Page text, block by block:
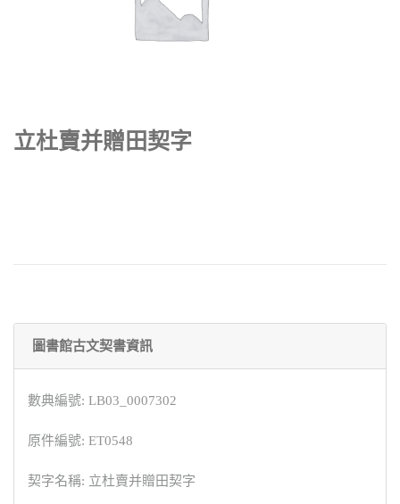
立杜賣并贈田契字
圖書館古文契書資訊
數典編號: LB03_0007302
原件編號: ET0548
契字名稱: 立杜賣并贈田契字